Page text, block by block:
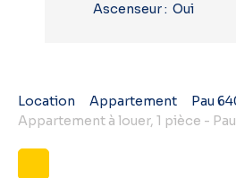
Ascenseur: Oui
Location Appartement
Pau
Appartement à louer, 1 pièce -